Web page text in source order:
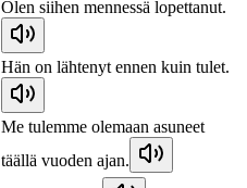
Olen siihen mennessä lopettanut.
Hän on lähtenyt ennen kuin tulet.
Me tulemme olemaan asuneet
täällä vuoden ajan.